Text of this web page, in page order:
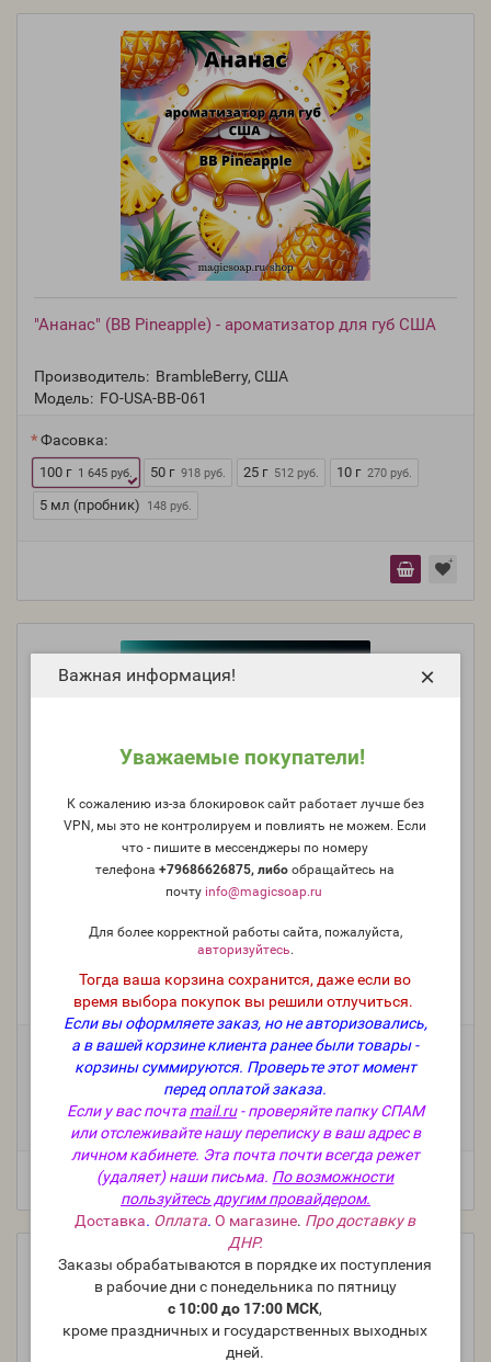
Важная информация!
Уважаемые покупатели!
К сожалению из-за блокировок сайт работает лучше без
VPN, мы это не контролируем и повлиять не можем. Если
что - пишите в мессенджеры по номеру
телефона+79686626875, либообращайтесь на
почту info@magicsoap.ru
Для более корректной работы сайта, пожалуйста,
авторизуйтесь.
Тогда ваша корзина сохранится, даже если во
время выбора покупок вы решили отлучиться.
Если вы оформляете заказ, но не авторизовались,
а в вашей корзине клиента ранее были товары -
корзины суммируются. Проверьте этот момент
перед оплатой заказа.
Если у вас почта mail.ru- проверяйте папку СПАМ
или отслеживайте нашу переписку в ваш адрес в
личном кабинете. Эта почта почти всегда режет
(удаляет) наши письма. По возможности
пользуйтесь другим провайдером.
Доставка. Оплата.О магазине. Про доставку в
ДНР.
Заказы обрабатываются в порядке их поступления
в рабочие дни с понедельника по пятницу
с 10:00 до 17:00 МСК,
кроме праздничных и государственных выходных
дней.
×
"Ананас" (BB Pineapple) - ароматизатор для губ США
Производитель: BrambleBerry, США
Модель: FO-USA-BB-061
Фасовка:
100 г 1 645 руб. 50 г 918 руб. 25 г 512 руб. 10 г 270 руб.
5 мл (пробник) 148 руб.
"Ананас" - отдушка для мыла и косметики
Производитель: Франция, Jean Claude
Модель: O-024-FR
Фасовка:
50 г +394 руб. 25 г +217 руб.
5 мл (пробник) +67 руб.